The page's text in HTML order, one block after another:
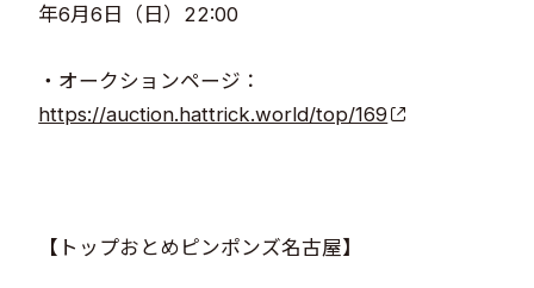
年6月6日（日）22:00​​
・オークションページ：
https://auction.hattrick.world/top/169​​
【トップおとめピンポンズ名古屋】​